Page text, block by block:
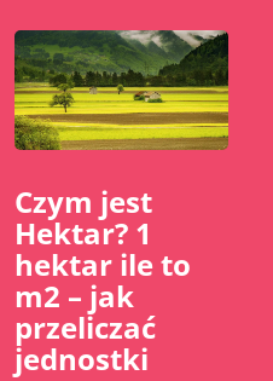
Czym jest
Hektar? 1
hektar ile to
m2 – jak
przeliczać
jednostki